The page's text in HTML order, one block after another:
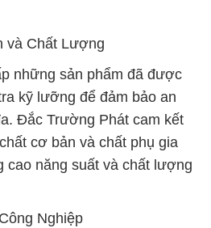
và Chất Lượng
những sản phẩm đã được
kỹ lưỡng để đảm bảo an
Đắc Trường Phát cam kết
cơ bản và chất phụ gia
cao năng suất và chất lượng
Nghiệp